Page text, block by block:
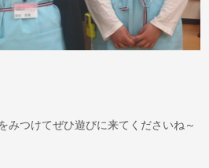
みつけてぜひ遊びに来てくださいね～